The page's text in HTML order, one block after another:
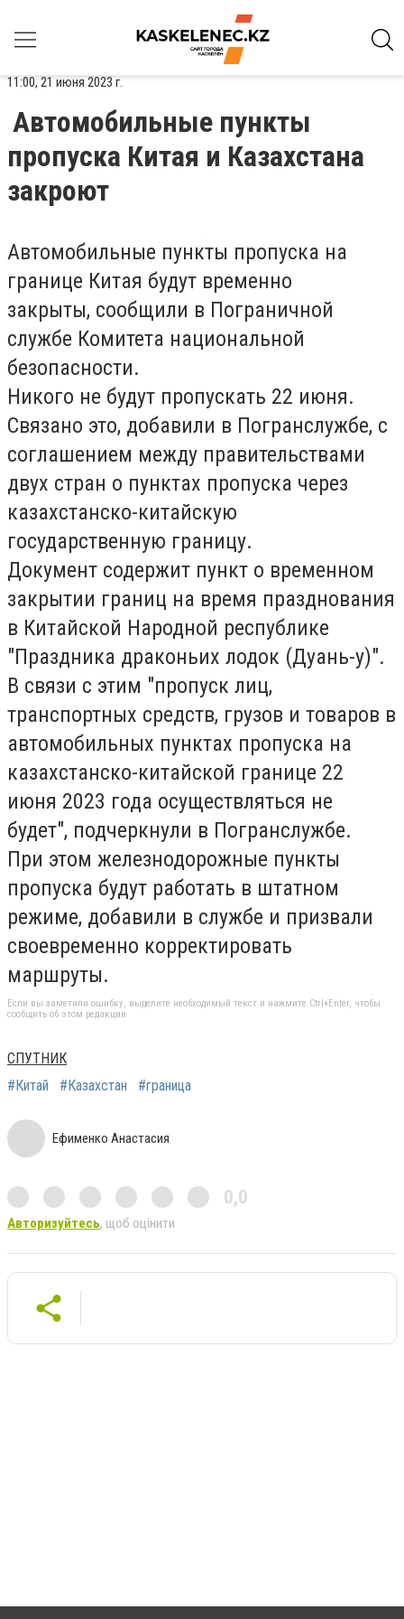
11:00, 21 июня 2023 г.
Автомобильные пункты
пропуска Китая и Казахстана
закроют
Автомобильные пункты пропуска на
границе Китая будут временно
закрыты, сообщили в Пограничной
службе Комитета национальной
безопасности.
Никого не будут пропускать 22 июня.
Связано это, добавили в Погранслужбе, с
соглашением между правительствами
двух стран о пунктах пропуска через
казахстанско-китайскую
государственную границу.
Документ содержит пункт о временном
закрытии границ на время празднования
в Китайской Народной республике
"Праздника драконьих лодок (Дуань-у)".
В связи с этим "пропуск лиц,
транспортных средств, грузов и товаров в
автомобильных пунктах пропуска на
казахстанско-китайской границе 22
июня 2023 года осуществляться не
будет", подчеркнули в Погранслужбе.
При этом железнодорожные пункты
пропуска будут работать в штатном
режиме, добавили в службе и призвали
своевременно корректировать
маршруты.
Если вы заметили ошибку, выделите необходимый текст и нажмите Ctrl+Enter, чтобы
сообщить об этом редакции
СПУТНИК
#Китай
#Казахстан #граница
Ефименко Анастасия
0,0
Авторизуйтесь, щоб оцінити